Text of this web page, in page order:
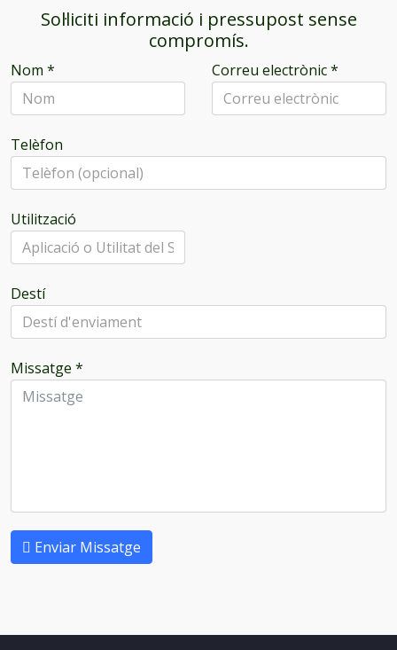
Sol·liciti informació i pressupost sense
compromís.
Nom * Correu electrònic*
Telèfon
Utilització
Destí
Missatge *
Enviar Missatge